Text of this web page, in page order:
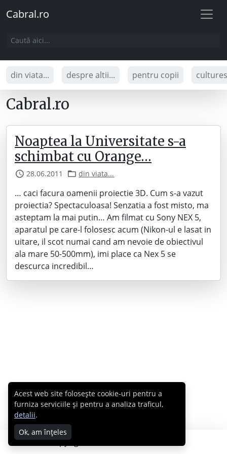
Cabral.ro
din viata... despre altii... pentru copii
Cabral.ro
Noaptea la Universitate s-a
schimbat cu Orange…
28.06.2011 din viata...
… caci facura oamenii proiectie 3D. Cum s-a vazut
proiectia? Spectaculoasa! Senzatia a fost misto, ma
asteptam la mai putin… Am filmat cu Sony NEX 5,
aparatul pe care-l folosesc acum (Nikon-ul e lasat in
uitare, il scot numai cand am nevoie de obiectivul
ala mare 50-500mm), imi place ca Nex 5 se
descurca incredibil…
Copyright © 2007 - 2026 Cabral.ro
Acest web site folosește cookie-uri pentru a
furniza serviciile și pentru a analiza traficul,
detalii.
Ok, am înțeles